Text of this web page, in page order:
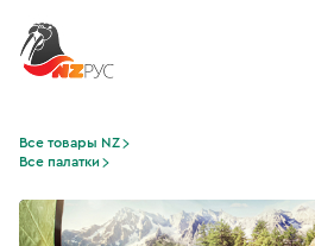
Все товары NZ
Все палатки